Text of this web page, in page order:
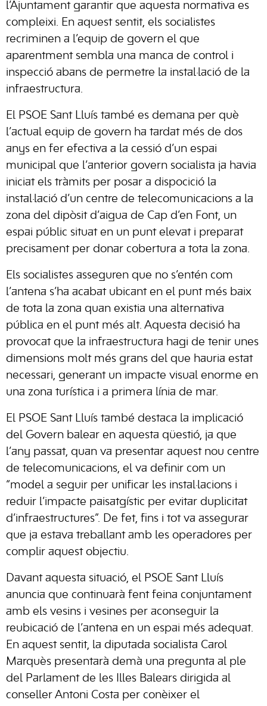
l’Ajuntament garantir que aquesta normativa es
compleixi. En aquest sentit, els socialistes
recriminen a l’equip de govern el que
aparentment sembla una manca de control i
inspecció abans de permetre la instal·lació de la
infraestructura.
El PSOE Sant Lluís també es demana per què
l’actual equip de govern ha tardat més de dos
anys en fer efectiva a la cessió d’un espai
municipal que l’anterior govern socialista ja havia
iniciat els tràmits per posar a dispocició la
instal·lació d’un centre de telecomunicacions a la
zona del dipòsit d’aigua de Cap d’en Font, un
espai públic situat en un punt elevat i preparat
precisament per donar cobertura a tota la zona.
Els socialistes asseguren que no s’entén com
l’antena s’ha acabat ubicant en el punt més baix
de tota la zona quan existia una alternativa
pública en el punt més alt. Aquesta decisió ha
provocat que la infraestructura hagi de tenir unes
dimensions molt més grans del que hauria estat
necessari, generant un impacte visual enorme en
una zona turística i a primera línia de mar.
El PSOE Sant Lluís també destaca la implicació
del Govern balear en aquesta qüestió, ja que
l’any passat, quan va presentar aquest nou centre
de telecomunicacions, el va definir com un
“model a seguir per unificar les instal·lacions i
reduir l’impacte paisatgístic per evitar duplicitat
d’infraestructures”. De fet, fins i tot va assegurar
que ja estava treballant amb les operadores per
complir aquest objectiu.
Davant aquesta situació, el PSOE Sant Lluís
anuncia que continuarà fent feina conjuntament
amb els vesins i vesines per aconseguir la
reubicació de l’antena en un espai més adequat.
En aquest sentit, la diputada socialista Carol
Marquès presentarà demà una pregunta al ple
del Parlament de les Illes Balears dirigida al
conseller Antoni Costa per conèixer el